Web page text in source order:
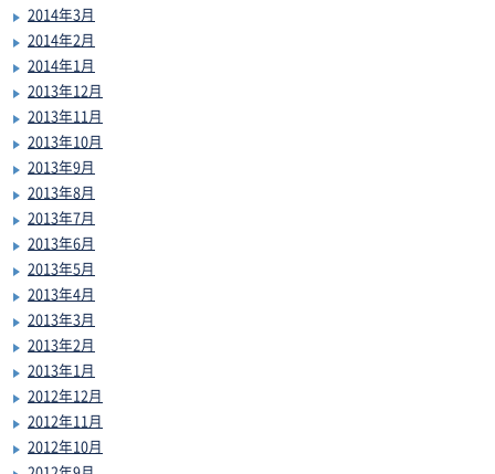
2014年3月
2014年2月
2014年1月
2013年12月
2013年11月
2013年10月
2013年9月
2013年8月
2013年7月
2013年6月
2013年5月
2013年4月
2013年3月
2013年2月
2013年1月
2012年12月
2012年11月
2012年10月